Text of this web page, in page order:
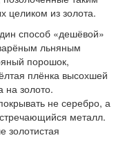
целиком из золота.
способ «дешёвой»
льняным
порошок,
плёнка высохшей
золото.
не серебро, а
металл.
золотистая